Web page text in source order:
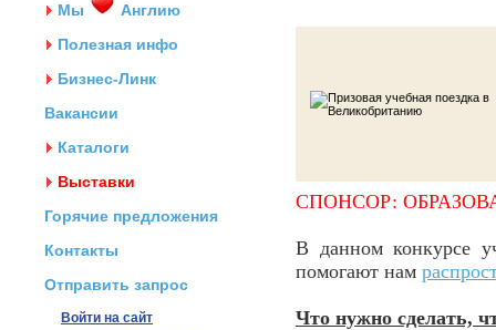
Мы
Англию
Полезная инфо
Бизнес-Линк
Вакансии
Каталоги
Выставки
Горячие предложения
Контакты
Отправить запрос
Войти на сайт
СПОНСОР:
В данном конкурсе
помогают нам
Что нужно сделать,